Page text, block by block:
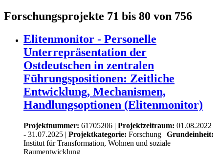
Forschungsprojekte 71 bis 80 von 756
Elitenmonitor - Personelle
Unterrepräsentation der
Ostdeutschen in zentralen
Führungspositionen: Zeitliche
Entwicklung, Mechanismen,
Handlungsoptionen (Elitenmonitor)
Projektnummer: 61705206 | Projektzeitraum: 01.08.2022
- 31.07.2025 | Projektkategorie: Forschung | Grundeinheit:
Institut für Transformation, Wohnen und soziale
Raumentwicklung